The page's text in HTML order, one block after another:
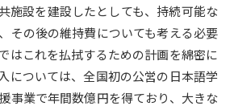
集 夢ナビライブ
準備 資料検索
施設を建設したとしても、持続可能な
その後の維持費についても考える必要
はこれを払拭するための計画を綿密に
については、全国初の公営の日本語学
事業で年間数億円を得ており、大きな